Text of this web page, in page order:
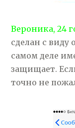
Вероника, 24
сделан с виду
самом деле
защищает.
точно не